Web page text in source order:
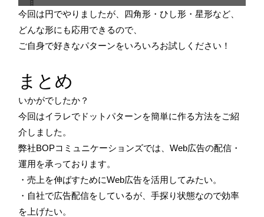
今回は円でやりましたが、四角形・ひし形・星形など、
どんな形にも応用できるので、
ご自身で好きなパターンをいろいろお試しください！
まとめ
いかがでしたか？
今回はイラレでドットパターンを簡単に作る方法をご紹
介しました。
弊社BOPコミュニケーションズでは、Web広告の配信・
運用を承っております。
・売上を伸ばすためにWeb広告を活用してみたい。
・自社で広告配信をしているが、手探り状態なので効率
を上げたい。